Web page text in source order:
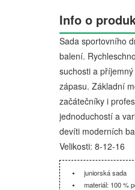
Info o
Sada sportovního
balení.
suchosti a
zápasu. Základní
začátečníky i
jednoduchostí a
devíti moderních
Velikosti: 8-12-16
juniorská sada
materiál: 100 %